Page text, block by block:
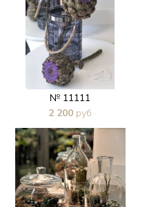
№ 11111
2 200 руб
В 1 клик